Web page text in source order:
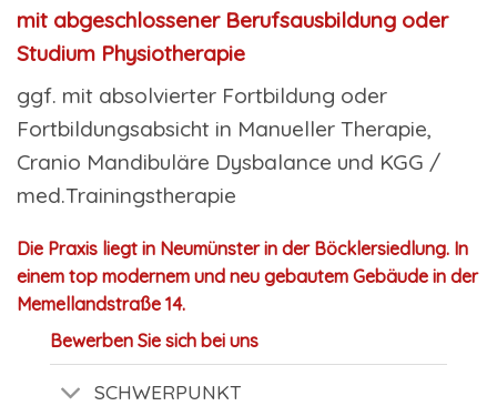
mit abgeschlossener Berufsausbildung oder
Studium Physiotherapie
ggf. mit absolvierter Fortbildung oder
Fortbildungsabsicht in Manueller Therapie,
Cranio Mandibuläre Dysbalance und KGG /
med.Trainingstherapie
Die Praxis liegt in Neumünster in der Böcklersiedlung. In
einem top modernem und neu gebautem Gebäude in der
Memellandstraße 14.
Bewerben Sie sich bei uns
SCHWERPUNKT